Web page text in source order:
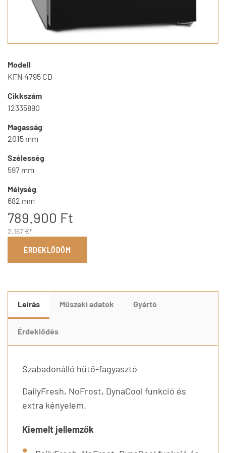
Modell
KFN 4795 CD
Cikkszám
12335890
Magasság
2015 mm
Szélesség
597 mm
Mélység
682 mm
789.900 Ft
2.167 €*
ÉRDEKLŐDÖM
Leírás Műszaki adatok Gyártó
Érdeklődés
Szabadonálló hűtő-fagyasztó
DailyFresh, NoFrost, DynaCool funkció és
extra kényelem.
Kiemelt jellemzők